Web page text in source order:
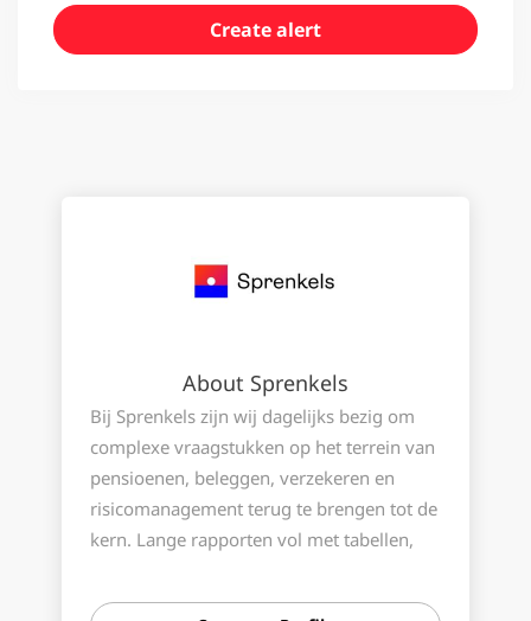
About Sprenkels
Bij Sprenkels zijn wij dagelijks bezig om
complexe vraagstukken op het terrein van
pensioenen, beleggen, verzekeren en
risicomanagement terug te brengen tot de
kern. Lange rapporten vol met tabellen,
aan de klantvraag. Onze uitdaging is om